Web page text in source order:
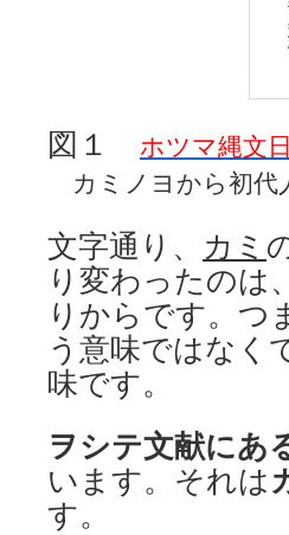
図１ ホツマ縄文
カミノヨから初代
文字通り、 カミ
り変わったのは
りからです。つ
う意味ではなく
味です。
ヲシテ文献にあ
います。それは
す。